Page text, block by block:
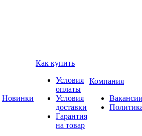
Новинки
Как купить
Условия
оплаты
Условия
доставки
Гарантия
на товар
Компания